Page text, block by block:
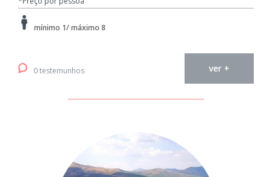
mínimo 1/ máximo 8
0 testemunhos ver +